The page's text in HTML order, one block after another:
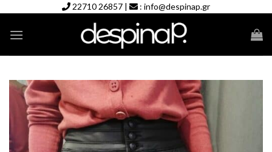
content
22710 26857 | : info@despinap.gr